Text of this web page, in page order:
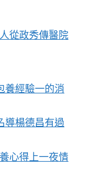
從政秀傳醫院
養經驗一的消
導楊德昌有過
心得上一夜情